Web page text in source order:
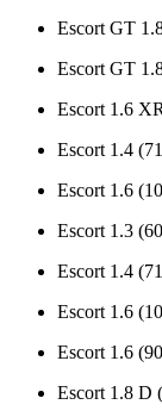
Escort GT
Escort GT
Escort 1.6
Escort 1.4
Escort 1.6
Escort 1.3
Escort 1.4
Escort 1.6
Escort 1.6
Escort 1.8 D